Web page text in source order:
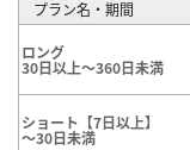
プラン名・期間
ロング
30日以上～360日未満
ショート【7日以上】
～30日未満